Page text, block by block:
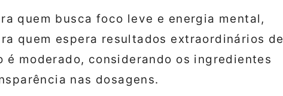
quem busca foco leve e energia mental,
quem espera resultados extraordinários de
é moderado, considerando os ingredientes
nas dosagens.